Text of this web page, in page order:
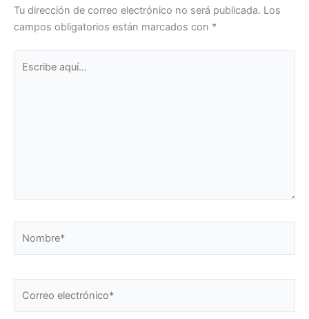
Tu dirección de correo electrónico no será publicada. Los
campos obligatorios están marcados con *